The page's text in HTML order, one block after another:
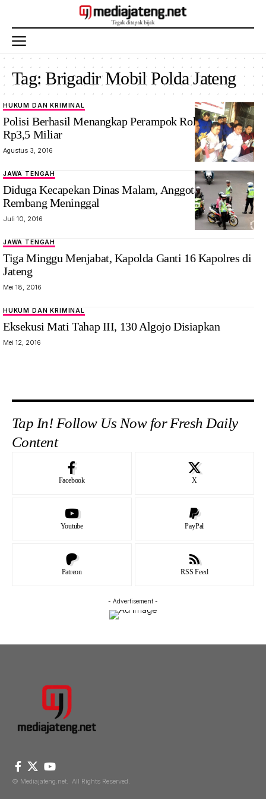
Tag:Brigadir Mobil Polda Jateng
HUKUM DAN KRIMINAL
Polisi Berhasil Menangkap Perampok Rokok Senilai
Rp3,5 Miliar
Agustus 3, 2016
JAWA TENGAH
Diduga Kecapekan Dinas Malam, Anggota Polsek
Rembang Meninggal
Juli 10, 2016
JAWA TENGAH
Tiga Minggu Menjabat, Kapolda Ganti 16 Kapolres di
Jateng
Mei 18, 2016
HUKUM DAN KRIMINAL
Eksekusi Mati Tahap III, 130 Algojo Disiapkan
Mei 12, 2016
Tap In! Follow Us Now for Fresh Daily
Content
Facebook X
Youtube PayPal
Patreon RSS Feed
- Advertisement -
© Mediajateng.net. All Rights Reserved.